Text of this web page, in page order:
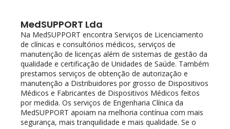
MedSUPPORT Lda
Na MedSUPPORT encontra Serviços de Licenciamento
de clínicas e consultórios médicos, serviços de
manutenção de licenças além de sistemas de gestão da
qualidade e certificação de Unidades de Saúde. Também
prestamos serviços de obtenção de autorização e
manutenção a Distribuidores por grosso de Dispositivos
Médicos e Fabricantes de Dispositivos Médicos feitos
por medida. Os serviços de Engenharia Clínica da
MedSUPPORT apoiam na melhoria contínua com mais
segurança, mais tranquilidade e mais qualidade. Se o